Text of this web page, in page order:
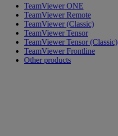
TeamViewer ONE
TeamViewer Remote
TeamViewer (Classic)
TeamViewer Tensor
TeamViewer Tensor (Classic)
TeamViewer Frontline
Other products